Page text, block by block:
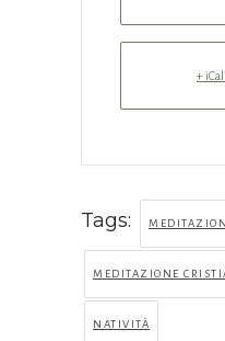
+
Tags:
MEDITAZIONE
NATIVITÀ